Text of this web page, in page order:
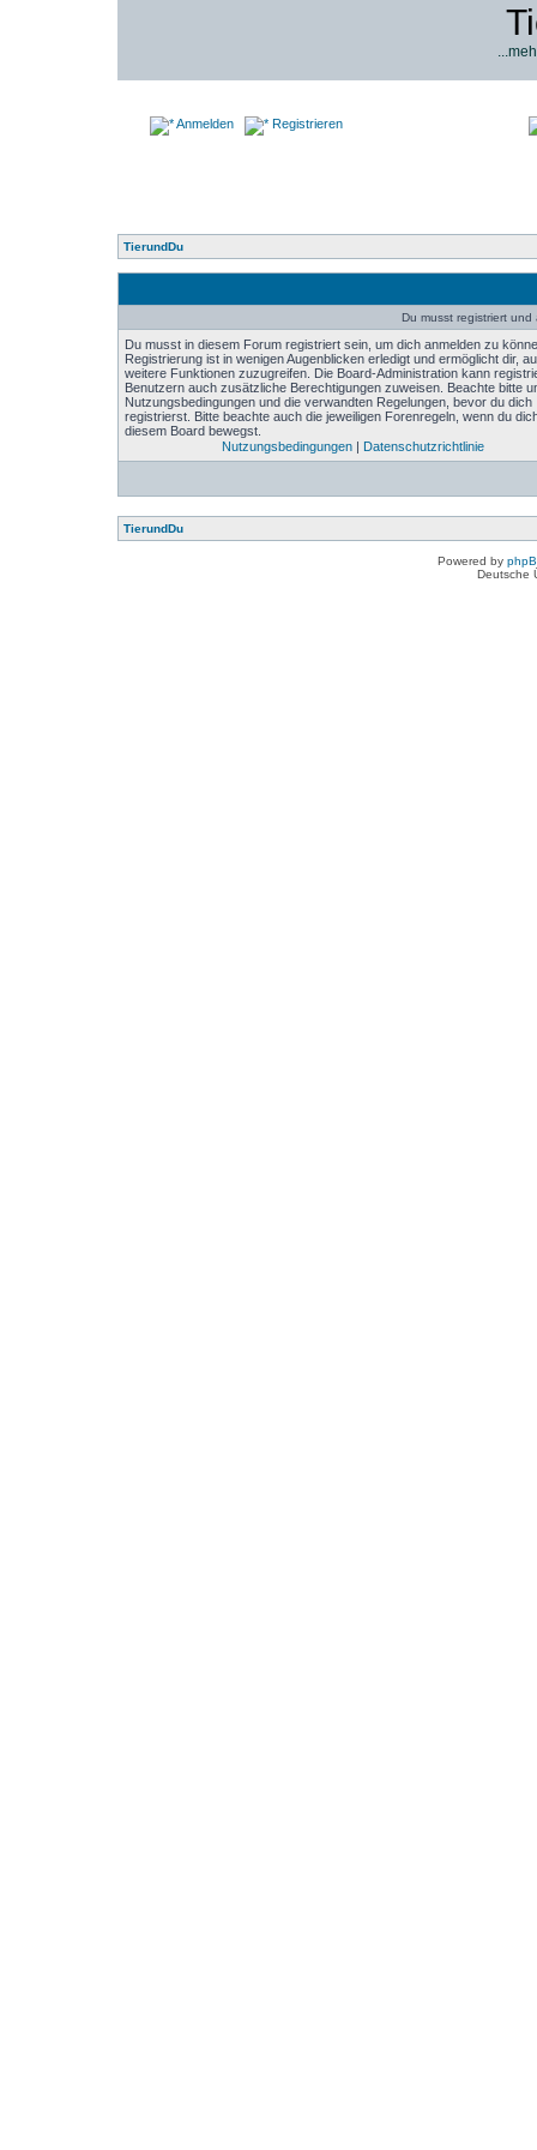
Anmelden Registrieren
TierundDu
Du musst registriert
Du musst in diesem Forum registriert sein, um dich anmelden zu
Registrierung ist in wenigen Augenblicken erledigt und ermöglicht dir,
weitere Funktionen zuzugreifen. Die Board-Administration kann
Benutzern auch zusätzliche Berechtigungen zuweisen. Beachte bitte
Nutzungsbedingungen und die verwandten Regelungen, bevor du dich
registrierst. Bitte beachte auch die jeweiligen Forenregeln, wenn du
diesem Board bewegst.
Nutzungsbedingungen| Datenschutzrichtlinie
TierundDu
Powered by
Deutsche